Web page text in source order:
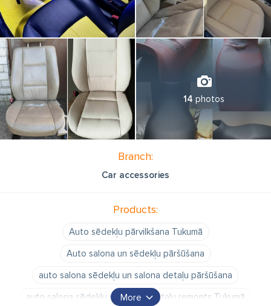
14 photos
Branch:
Car accessories
Products:
Auto sēdekļu pārvilkšana Tukumā
Auto salona un sēdekļu pāršūšana
auto salona sēdekļu un salona detaļu pāršūšana
auto salona sēdekļu un salona detaļu remonts Tukumā
More